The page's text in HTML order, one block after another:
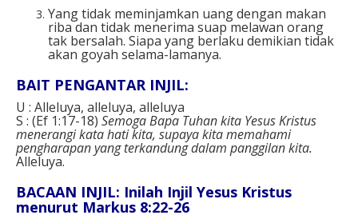
Yang tidak meminjamkan uang dengan makan
riba dan tidak menerima suap melawan orang
tak bersalah. Siapa yang berlaku demikian tidak
akan goyah selama-lamanya.
BAIT PENGANTAR INJIL:
U : Alleluya, alleluya, alleluya
S : (Ef 1:17-18) Semoga Bapa Tuhan kita Yesus Kristus
menerangi kata hati kita, supaya kita memahami
pengharapan yang terkandung dalam panggilan kita.
Alleluya.
BACAAN INJIL: Inilah Injil Yesus Kristus
menurut Markus 8:22-26